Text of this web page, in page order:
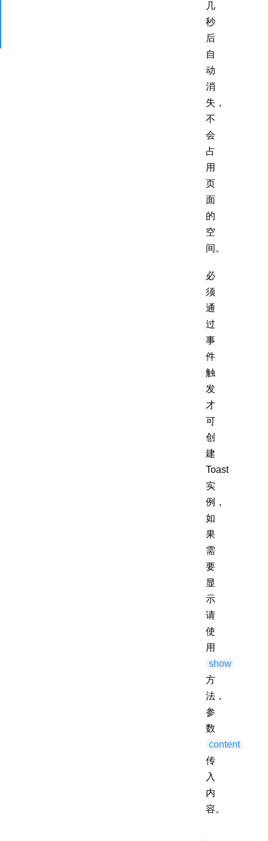
几
秒
后
自
动
消
失，
不
会
占
用
页
面
的
空
间。
必
须
通
过
事
件
触
发
才
可
创
建
Toast
实
例，
如
果
需
要
显
示
请
使
用
show
方
法，
参
数
content
传
入
内
容。